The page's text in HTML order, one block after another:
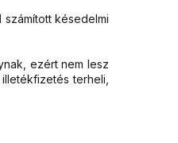
késedelmi
ezért nem lesz
terheli,